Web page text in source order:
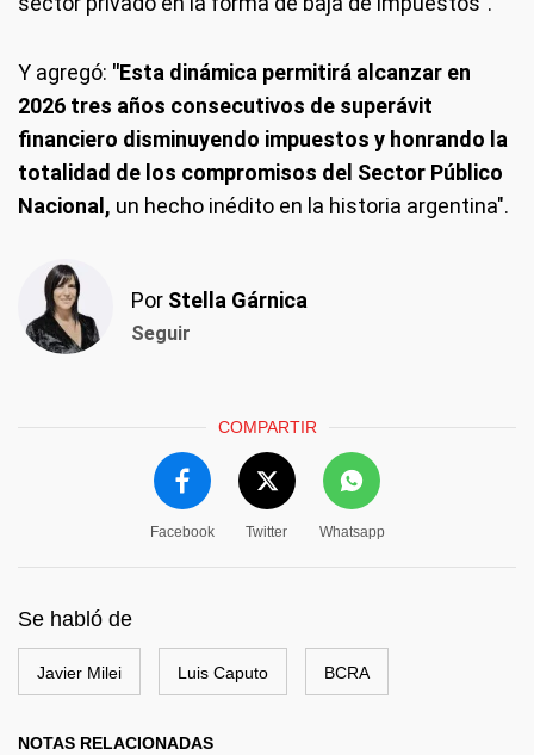
Y agregó: "Esta dinámica permitirá alcanzar en
2026 tres años consecutivos de superávit
financiero disminuyendo impuestos y honrando la
totalidad de los compromisos del Sector Público
Nacional, un hecho inédito en la historia argentina".
Por Stella Gárnica
Seguir
COMPARTIR
Facebook Twitter Whatsapp
Se habló de
Javier Milei Luis Caputo BCRA
NOTAS RELACIONADAS